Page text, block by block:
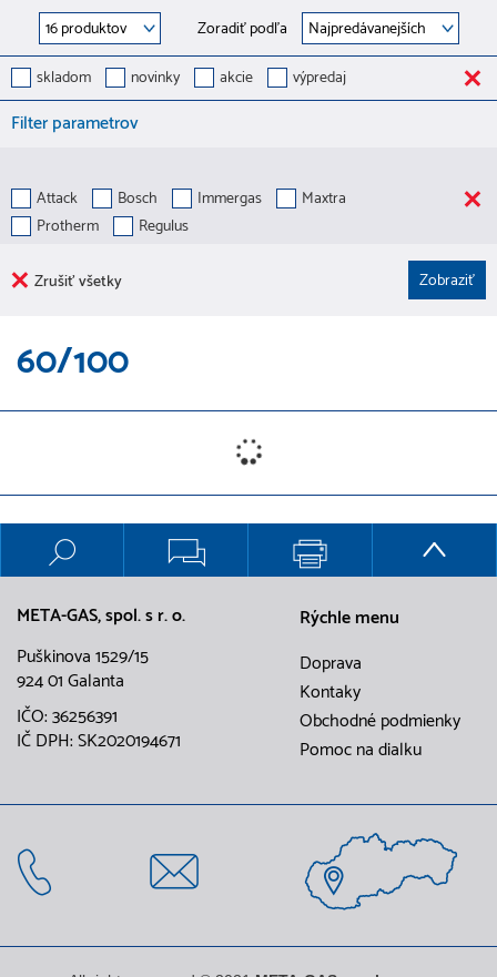
Zoradiť podľa
skladom
novinky akcie výpredaj
Filter parametrov
Attack Bosch Immergas
Maxtra
Protherm
Regulus
Zrušiť všetky
60/100
META-GAS, spol. s r. o.
Puškinova 1529/15
924 01 Galanta
IČO: 36256391
IČ DPH: SK2020194671
Rýchle menu
Doprava
Kontaky
Obchodné podmienky
Pomoc na dialku